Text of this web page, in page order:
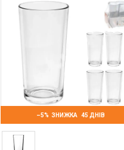
–5% 45 ДНІВ